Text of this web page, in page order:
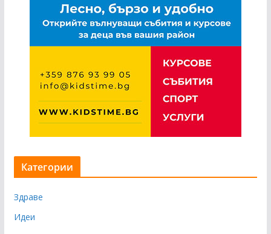
Категории
Здраве
Идеи